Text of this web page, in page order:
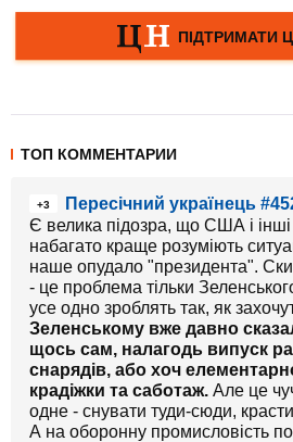
ТОП КОММЕНТАРИИ
+3
Пересічний українець
Є велика підозра, що США і інші
набагато краще розуміють
наше опудало "президента".
- це проблема тільки
усе одно зроблять так, як
Зеленському вже давно
щось сам, налагодь випуск
снарядів, або хоч
крадіжки та саботаж. Але це
одне - снувати туди-сюди,
А на оборонну промисловість